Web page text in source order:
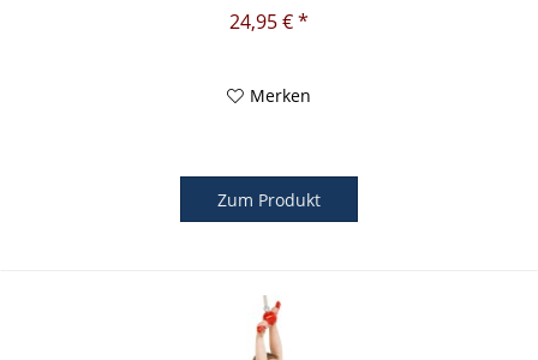
24,95 € *
Merken
Zum Produkt